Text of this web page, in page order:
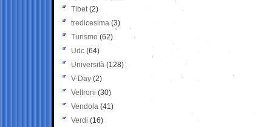
Tibet(2)
tredicesima (3)
Turismo (62)
Udc (64)
Università (128)
V-Day (2)
Veltroni (30)
Vendola (41)
Verdi (16)